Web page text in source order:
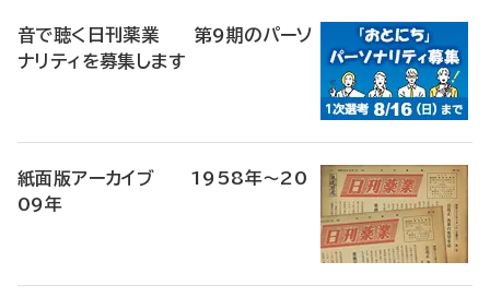
音で聴く日刊薬業 第9期のパーソ
ナリティを募集します
紙面版アーカイブ 1958年～20
09年